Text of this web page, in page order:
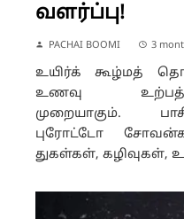
வளர்ப்பு!
PACHAI BOOMI 3
உயிர்க் கூழ்மத்
உணவு
முறையாகும்.
புரோட்டோ
துகள்கள்,